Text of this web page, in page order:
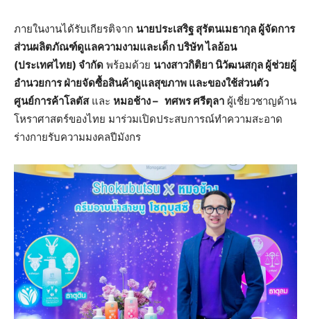
ภายในงานได้รับเกียรติจาก นายประเสริฐ สุรัตนเมธากุล ผู้จัดการ
ส่วนผลิตภัณฑ์ดูแลความงามและเด็ก บริษัท ไลอ้อน
(ประเทศไทย) จำกัด พร้อมด้วย นางสาวกิติยา นิวัฒนสกุล ผู้ช่วยผู้
อำนวยการ ฝ่ายจัดซื้อสินค้าดูแลสุขภาพ และของใช้ส่วนตัว
ศูนย์การค้าโลตัสและ หมอช้าง– ทศพร ศรีตุลา ผู้เชี่ยวชาญด้าน
โหราศาสตร์ของไทย มาร่วมเปิดประสบการณ์ทำความสะอาด
ร่างกายรับความมงคลปีมังกร